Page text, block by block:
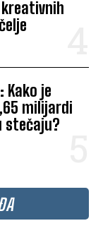
Kako je
milijardi
stečaju?